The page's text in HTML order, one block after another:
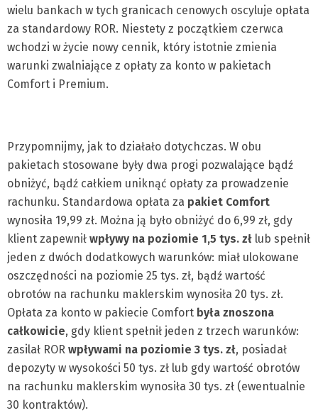
wielu bankach w tych granicach cenowych oscyluje opłata
za standardowy ROR. Niestety z początkiem czerwca
wchodzi w życie nowy cennik, który istotnie zmienia
warunki zwalniające z opłaty za konto w pakietach
Comfort i Premium.
Przypomnijmy, jak to działało dotychczas. W obu
pakietach stosowane były dwa progi pozwalające bądź
obniżyć, bądź całkiem uniknąć opłaty za prowadzenie
rachunku. Standardowa opłata za pakiet Comfort
wynosiła 19,99 zł. Można ją było obniżyć do 6,99 zł, gdy
klient zapewnił wpływy na poziomie 1,5 tys. zł lub spełnił
jeden z dwóch dodatkowych warunków: miał ulokowane
oszczędności na poziomie 25 tys. zł, bądź wartość
obrotów na rachunku maklerskim wynosiła 20 tys. zł.
Opłata za konto w pakiecie Comfort była znoszona
całkowicie, gdy klient spełnił jeden z trzech warunków:
zasilał ROR wpływami na poziomie 3 tys. zł, posiadał
depozyty w wysokości 50 tys. zł lub gdy wartość obrotów
na rachunku maklerskim wynosiła 30 tys. zł (ewentualnie
30 kontraktów).